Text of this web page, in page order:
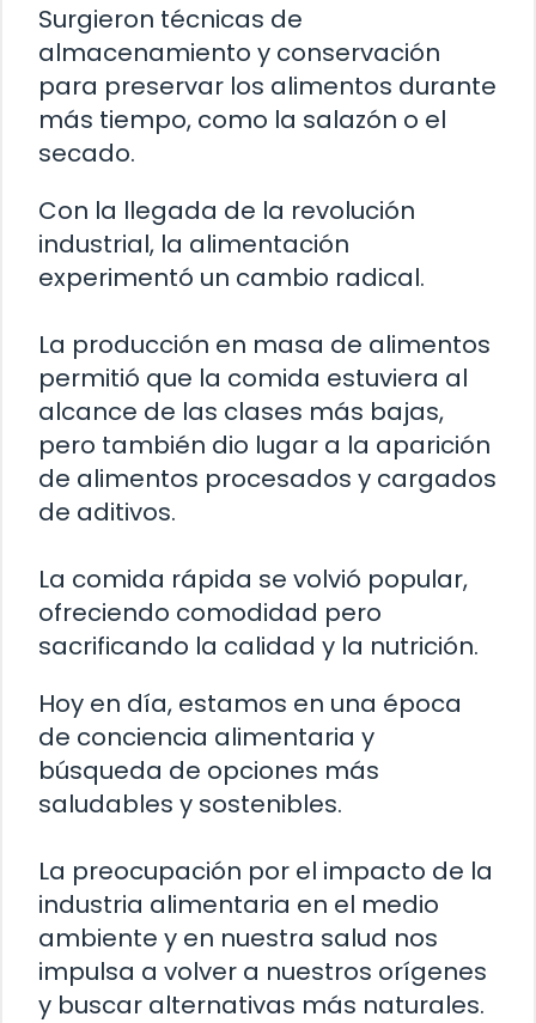
Surgieron técnicas de
almacenamiento y conservación
para preservar los alimentos durante
más tiempo, como la salazón o el
secado.
Con la llegada de la revolución
industrial, la alimentación
experimentó un cambio radical.
La producción en masa de alimentos
permitió que la comida estuviera al
alcance de las clases más bajas,
pero también dio lugar a la aparición
de alimentos procesados y cargados
de aditivos.
La comida rápida se volvió popular,
ofreciendo comodidad pero
sacrificando la calidad y la nutrición.
Hoy en día, estamos en una época
de conciencia alimentaria y
búsqueda de opciones más
saludables y sostenibles.
La preocupación por el impacto de la
industria alimentaria en el medio
ambiente y en nuestra salud nos
impulsa a volver a nuestros orígenes
y buscar alternativas más naturales.